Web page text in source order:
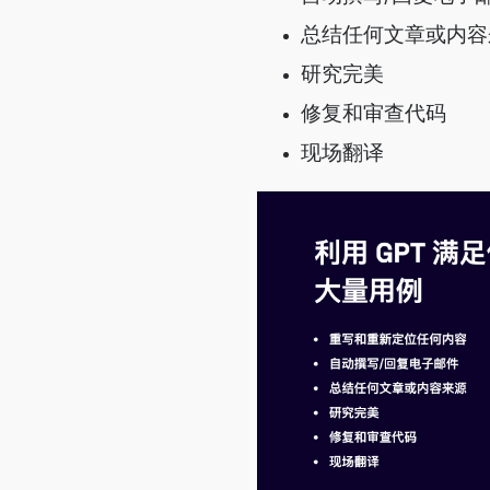
总结任何文章或内
研究完美
修复和审查代码
现场翻译